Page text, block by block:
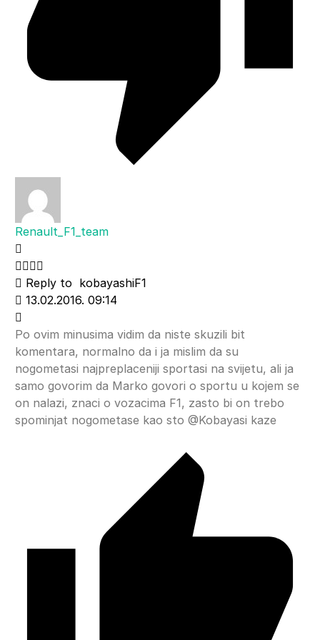
Renault_F1_team
Reply to kobayashiF1
13.02.2016. 09:14
Po ovim minusima vidim da niste skuzili bit
komentara, normalno da i ja mislim da su
nogometasi najpreplaceniji sportasi na svijetu, ali ja
samo govorim da Marko govori o sportu u kojem se
on nalazi, znaci o vozacima F1, zasto bi on trebo
spominjat nogometase kao sto @Kobayasi kaze